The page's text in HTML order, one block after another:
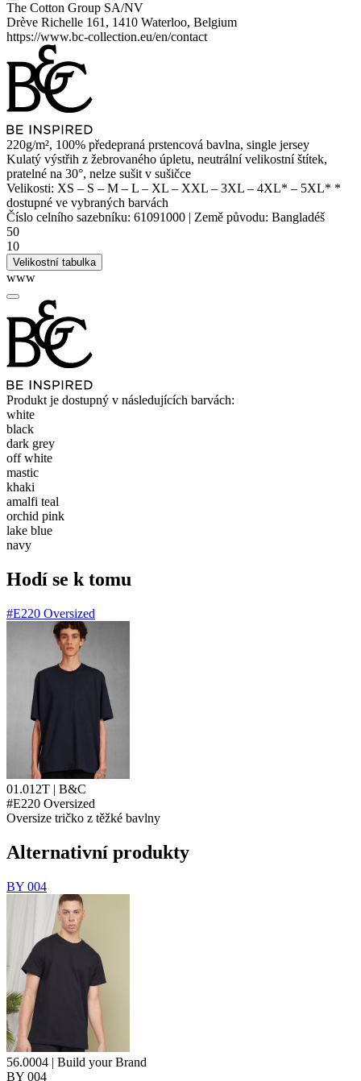
The Cotton Group SA/NV
Drève Richelle 161, 1410 Waterloo, Belgium
https://www.bc-collection.eu/en/contact
220g/m², 100% předepraná prstencová bavlna, single jersey
Kulatý výstřih z žebrovaného úpletu, neutrální velikostní štítek,
pratelné na 30°, nelze sušit v sušičce
Velikosti: XS – S – M – L – XL – XXL – 3XL – 4XL* – 5XL* *
dostupné ve vybraných barvách
Číslo celního sazebníku: 61091000 | Země původu: Bangladéš
50
10
Velikostní tabulka
www
Produkt je dostupný v následujících barvách:
white
black
dark grey
off white
mastic
khaki
amalfi teal
orchid pink
lake blue
navy
Hodí se k tomu
#E220 Oversized
01.012T | B&C
#E220 Oversized
Oversize tričko z těžké bavlny
Alternativní produkty
BY 004
56.0004 | Build your Brand
BY 004